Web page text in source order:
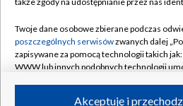
Rada Programowa
System NOS
Informacje o nadawcy
Kontakt
Kanały
Twoje dane osobowe zbierane podczas
poszczególnych serwisówzwanych dalej
zapisywane za pomocą technologii takich
WWW lub innych podobnych technologii
Akceptuję i